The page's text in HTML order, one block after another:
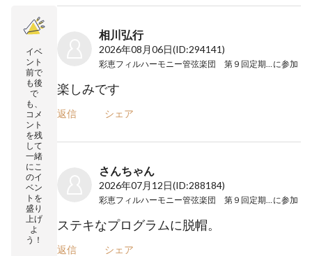
イベ
ント
前で
も後
で
も、
コメ
ント
を残
して
一緒
にこ
のイ
ベン
トを
盛り
上げ
よ
う！
相川弘行
2026年08月06日(ID:294141)
に参加
楽しみです
返信 シェア
さんちゃん
2026年07月12日(ID:288184)
に参加
ステキなプログラムに脱帽。
返信 シェア